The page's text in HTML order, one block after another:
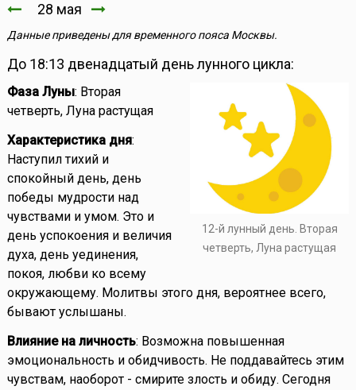
28 мая
Данные приведены для временного пояса Москвы.
До 18:13 двенадцатый день лунного цикла:
12-й лунный день. Вторая
четверть, Луна растущая
Фаза Луны: Вторая
четверть, Луна растущая
Характеристика дня:
Наступил тихий и
спокойный день, день
победы мудрости над
чувствами и умом. Это и
день успокоения и величия
духа, день уединения,
покоя, любви ко всему
окружающему. Молитвы этого дня, вероятнее всего,
бывают услышаны.
Влияние на личность: Возможна повышенная
эмоциональность и обидчивость. Не поддавайтесь этим
чувствам, наоборот - смирите злость и обиду. Сегодня